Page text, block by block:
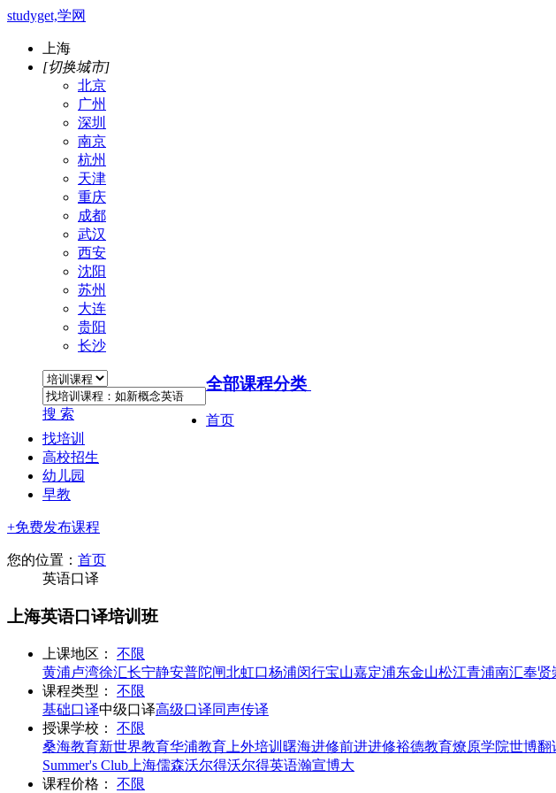
studyget,学网
上海
[切换城市]
北京
广州
深圳
南京
杭州
天津
重庆
成都
武汉
西安
沈阳
苏州
大连
贵阳
长沙
搜 索
全部课程分类
首页
找培训
高校招生
幼儿园
早教
+免费发布课程
您的位置： 首页
英语口译
上海英语口译培训班
上课地区：
不限
黄浦卢湾徐汇长宁静安普陀闸北虹口杨浦闵行宝山嘉定浦东金山松江青浦南汇奉贤
课程类型：
不限
基础口译中级口译高级口译同声传译
授课学校：
不限
桑海教育新世界教育华浦教育 上外培训 曙海进修前进进修裕德教育燎原学院世博翻
Summer's Club 上海儒森沃尔得沃尔得英语瀚宣博大
课程价格：
不限